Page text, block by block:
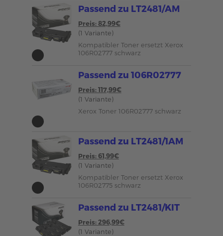
Passend zu LT2481/AM
Preis: 82,99€
(1 Variante)
Kompatibler Toner ersetzt Xerox
106R02777 schwarz
Passend zu 106R02777
Preis: 117,99€
(1 Variante)
Xerox Toner 106R02777 schwarz
Passend zu LT2481/1AM
Preis: 61,99€
(1 Variante)
Kompatibler Toner ersetzt Xerox
106R02775 schwarz
Passend zu LT2481/KIT
Preis: 296,99€
(1 Variante)